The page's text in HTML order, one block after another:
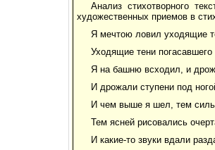
Анализ стихотворного
художественных приемов в
Я мечтою ловил уходящие
Уходящие тени погасавшего
Я на башню всходил, и
И дрожали ступени под
И чем выше я шел, тем
Тем ясней рисовались
И какие-то звуки вдали